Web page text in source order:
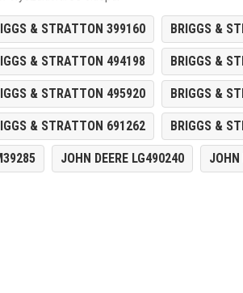
& STRATTON 399160 BRIGGS &
& STRATTON 494198 BRIGGS &
& STRATTON 495920 BRIGGS &
& STRATTON 691262 BRIGGS &
JOHN DEERE LG490240 JOHN